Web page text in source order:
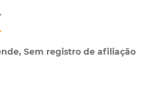
Sem registro de afiliação